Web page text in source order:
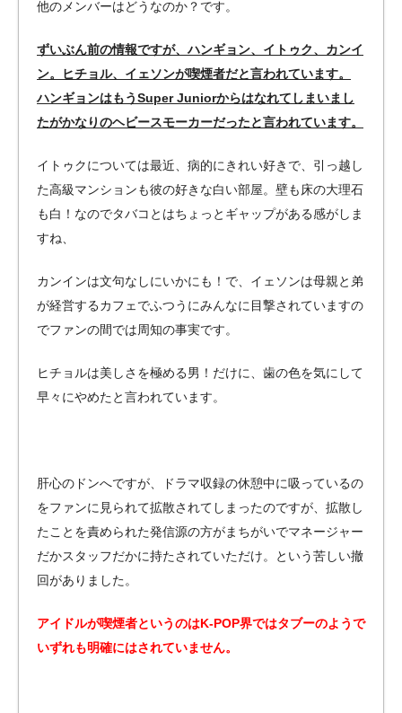
他のメンバーはどうなのか？です。
ずいぶん前の情報ですが、ハンギョン、イトゥク、カンイ
ン。ヒチョル、イェソンが喫煙者だと言われています。
ハンギョンはもうSuper Juniorからはなれてしまいまし
たがかなりのヘビースモーカーだったと言われています。
イトゥクについては最近、病的にきれい好きで、引っ越し
た高級マンションも彼の好きな白い部屋。壁も床の大理石
も白！なのでタバコとはちょっとギャップがある感がしま
すね、
カンインは文句なしにいかにも！で、イェソンは母親と弟
が経営するカフェでふつうにみんなに目撃されていますの
でファンの間では周知の事実です。
ヒチョルは美しさを極める男！だけに、歯の色を気にして
早々にやめたと言われています。
肝心のドンへですが、ドラマ収録の休憩中に吸っているの
をファンに見られて拡散されてしまったのですが、拡散し
たことを責められた発信源の方がまちがいでマネージャー
だかスタッフだかに持たされていただけ。という苦しい撤
回がありました。
アイドルが喫煙者というのはK-POP界ではタブーのようで
いずれも明確にはされていません。